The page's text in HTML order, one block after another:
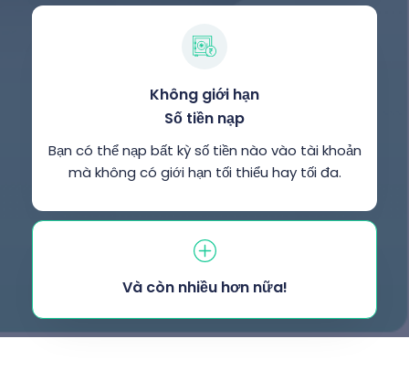
Không giới hạn
Số tiền nạp
Bạn có thể nạp bất kỳ số tiền nào vào tài khoản
mà không có giới hạn tối thiểu hay tối đa.
Và còn nhiều hơn nữa!